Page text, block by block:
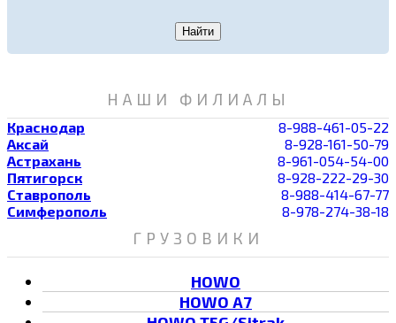
Найти
НАШИ ФИЛИАЛЫ
Краснодар
8-988-461-05-22
Аксай
8-928-161-50-79
Астрахань
8-961-054-54-00
Пятигорск
8-928-222-29-30
Ставрополь
8-988-414-67-77
Симферополь
8-978-274-38-18
ГРУЗОВИКИ
HOWO
HOWO A7